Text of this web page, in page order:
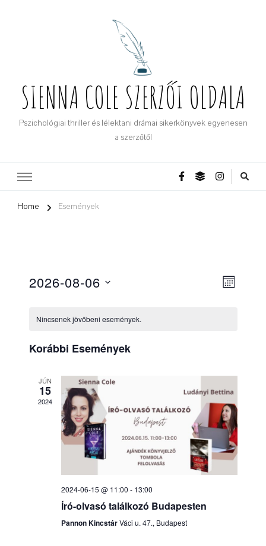
SIENNA COLE SZERZŐI OLDALA
Pszichológiai thriller és lélektani drámai sikerkönyvek egyenesen
a szerzőtől
Home Események
MONTH
2026-08-06
kiválasztása.
Nincsenek jövőbeni események.
Korábbi Események
JÚN
15
2024
2024-06-15 @ 11:00 - 13:00
Író-olvasó találkozó Budapesten
Pannon KincstárVáci u. 47., Budapest